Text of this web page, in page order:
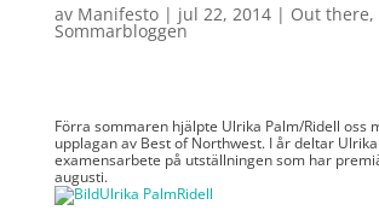
av Manifesto| jul 22, 2014| Out there,
Sommarbloggen
Förra sommaren hjälpte Ulrika Palm/Ridell oss
upplagan av Best of Northwest. I år deltar
examensarbete på utställningen som har
augusti.